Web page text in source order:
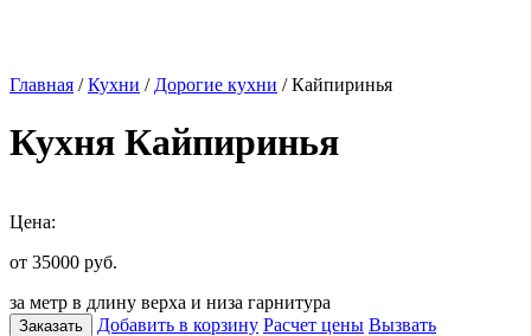
Главная /Кухни / Дорогие кухни / Кайпиринья
Кухня Кайпиринья
Цена:
от 35000 руб.
за метр в длину верха и низа гарнитура
Заказать Добавить в корзину Расчет цены Вызвать